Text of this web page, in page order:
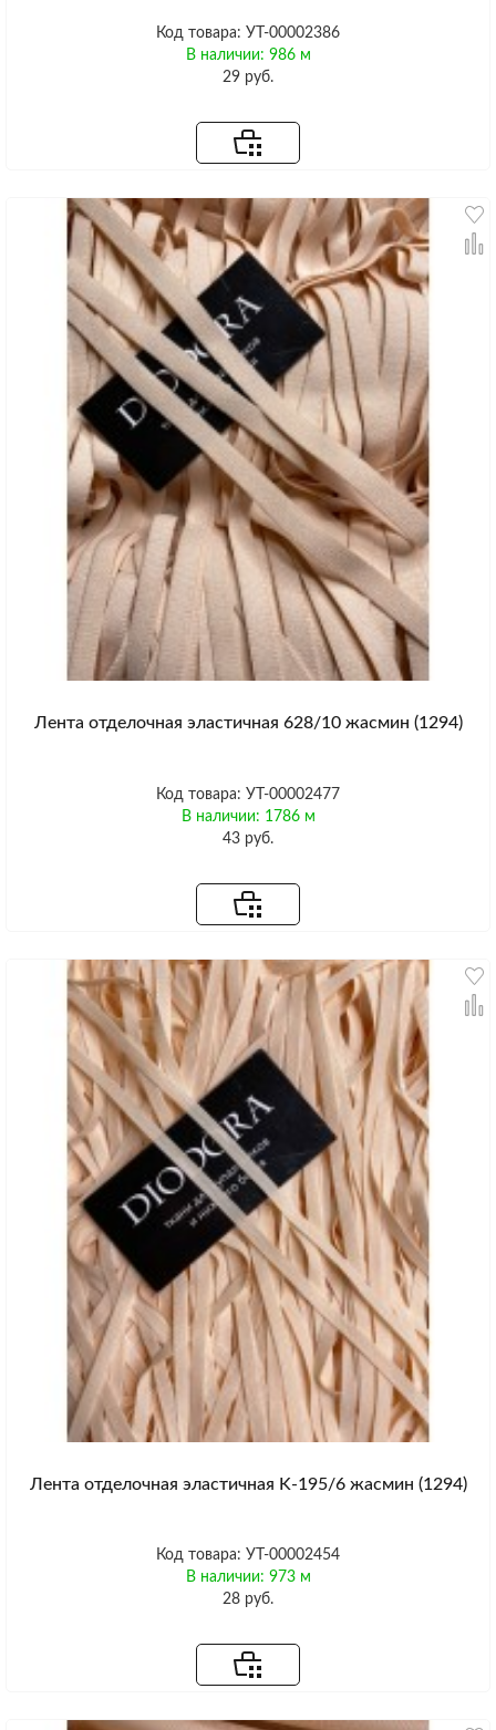
Код товара: УТ-00002386
В наличии: 986 м
29 руб.
Лента отделочная эластичная 628/10 жасмин (1294)
Код товара: УТ-00002477
В наличии: 1786 м
43 руб.
Лента отделочная эластичная K-195/6 жасмин (1294)
Код товара: УТ-00002454
В наличии: 973 м
28 руб.